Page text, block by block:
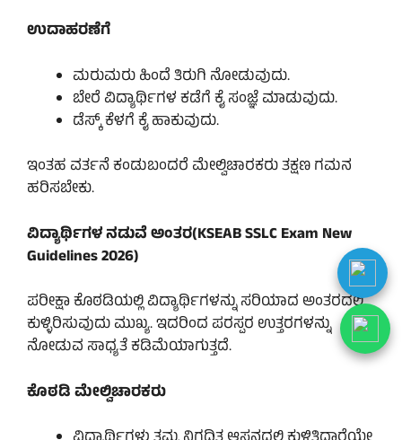
ಉದಾಹರಣೆಗೆ
ಮರುಮರು ಹಿಂದೆ ತಿರುಗಿ ನೋಡುವುದು.
ಬೇರೆ ವಿದ್ಯಾರ್ಥಿಗಳ ಕಡೆಗೆ ಕೈ ಸಂಜ್ಞೆ ಮಾಡುವುದು.
ಡೆಸ್ಕ್ ಕೆಳಗೆ ಕೈ ಹಾಕುವುದು.
ಇಂತಹ ವರ್ತನೆ ಕಂಡುಬಂದರೆ ಮೇಲ್ವಿಚಾರಕರು ತಕ್ಷಣ ಗಮನ
ಹರಿಸಬೇಕು.
ವಿದ್ಯಾರ್ಥಿಗಳ ನಡುವೆ ಅಂತರ(KSEAB SSLC Exam New
Guidelines 2026)
ಪರೀಕ್ಷಾ ಕೊಠಡಿಯಲ್ಲಿ ವಿದ್ಯಾರ್ಥಿಗಳನ್ನು ಸರಿಯಾದ ಅಂತರದಲ್ಲಿ
ಕುಳ್ಳಿರಿಸುವುದು ಮುಖ್ಯ. ಇದರಿಂದ ಪರಸ್ಪರ ಉತ್ತರಗಳನ್ನು
ನೋಡುವ ಸಾಧ್ಯತೆ ಕಡಿಮೆಯಾಗುತ್ತದೆ.
ಕೊಠಡಿ ಮೇಲ್ವಿಚಾರಕರು